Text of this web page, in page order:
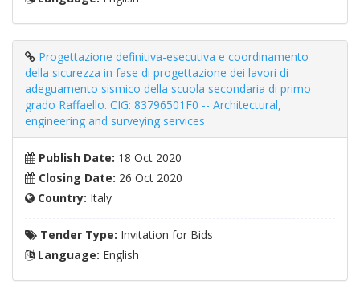
Progettazione definitiva-esecutiva e coordinamento
della sicurezza in fase di progettazione dei lavori di
adeguamento sismico della scuola secondaria di primo
grado Raffaello. CIG: 83796501F0 -- Architectural,
engineering and surveying services
Publish Date: 18 Oct 2020
Closing Date: 26 Oct 2020
Country: Italy
Tender Type: Invitation for Bids
Language: English